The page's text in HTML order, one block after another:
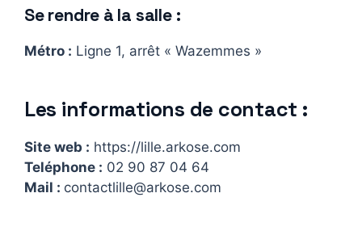
Se rendre à la salle :
Métro : Ligne 1, arrêt « Wazemmes »
Les informations de contact :
Site web : https://lille.arkose.com
Teléphone : 02 90 87 04 64
Mail : contactlille@arkose.com